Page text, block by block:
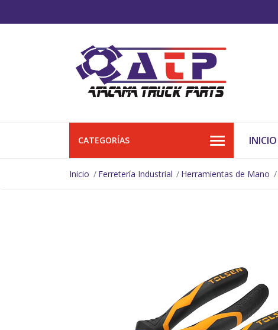
CATEGORÍAS INICIO
Inicio Ferretería Industrial Herramientas de Mano